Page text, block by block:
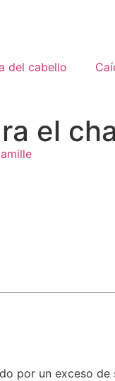
del cabello
el
por un exceso